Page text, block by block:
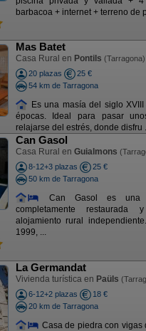
barbacoa + internet + terreno de
Mas Batet
Casa Rural en Pontils (Tarragona)
20 plazas
25 €
54 km de Tarragona
Es una masía del siglo
épocas. Ideal para pasar
relajarse del estrés, donde disfru
Can Gasol
Casa Rural en Guialmons
8-12+3 plazas
25 €
50 km de Tarragona
Can Gasol es una
completamente
alojamiento rural
1999, ...
La Germandat
Vivienda turística en Paüls
6-12+2 plazas
18 €
20 km de Tarragona
Casa de piedra con